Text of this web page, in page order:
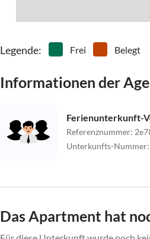
Legende: Frei Belegt
Informationen der
Ferienunterkunft-
Referenznummer:
Unterkunfts-Nummer:
Das Apartment hat